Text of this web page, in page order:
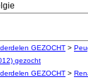
GEZOCHT >
gezocht
GEZOCHT >